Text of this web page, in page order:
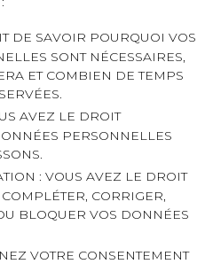
DE SAVOIR POURQUOI VOS
SONT NÉCESSAIRES,
ET COMBIEN DE TEMPS
AVEZ LE DROIT
PERSONNELLES
: VOUS AVEZ LE DROIT
CORRIGER,
BLOQUER VOS DONNÉES
VOTRE CONSENTEMENT